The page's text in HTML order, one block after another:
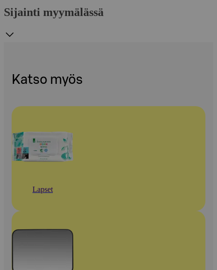
Sijainti myymälässä
Katso myös
Lapset